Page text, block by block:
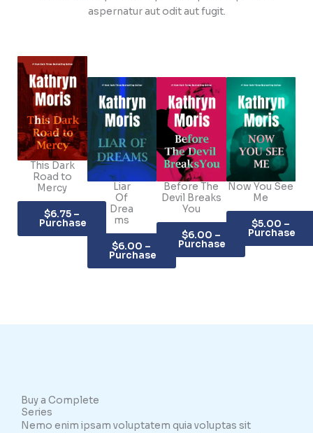
aspernatur aut odit aut fugit.
This Dark
Road to
Mercy
$6.75 –
Purchase
Liar
Of
Drea
ms
$6.00 –
Purchase
Before The
Devil Breaks
You
$6.00 –
Purchase
Now You See
Me
$5.00 –
Purchase
Buy a Complete
Series
Nemo enim ipsam voluptatem quia voluptas sit